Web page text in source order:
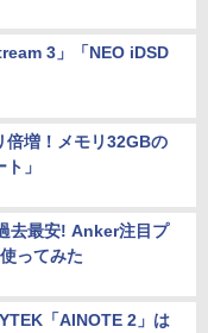
3」「NEO iDSD
倍増！メモリ32GBの
」
去最安! Anker注目プ
ってみた
「AINOTE 2」は